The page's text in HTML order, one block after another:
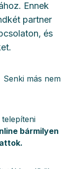
Ennek
partner
és
Senki más nem
bármilyen